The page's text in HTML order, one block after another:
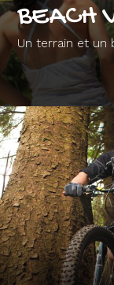
BEACH
Un terrain et un